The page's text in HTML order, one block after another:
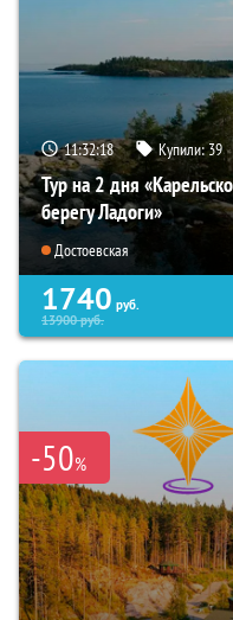
11:32:16 Купили:39
Тур на 2 дня
берегу Ладоги»
Достоевская
1740 руб.
13900руб.
-50%